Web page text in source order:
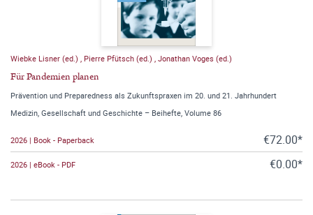
Wiebke Lisner (ed.) , Pierre Pfütsch (ed.) , Jonathan Voges (ed.)
Für Pandemien planen
Prävention und Preparedness als Zukunftspraxen im 20. und 21. Jahrhundert
Medizin, Gesellschaft und Geschichte – Beihefte, Volume 86
2026 | Book - Paperback €72.00*
2026 | eBook - PDF €0.00*